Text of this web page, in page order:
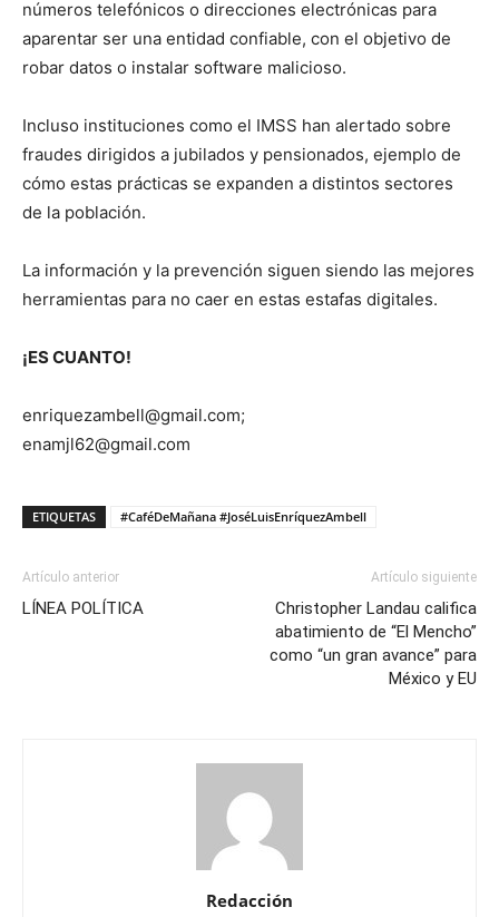
números telefónicos o direcciones electrónicas para
aparentar ser una entidad confiable, con el objetivo de
robar datos o instalar software malicioso.
Incluso instituciones como el IMSS han alertado sobre
fraudes dirigidos a jubilados y pensionados, ejemplo de
cómo estas prácticas se expanden a distintos sectores
de la población.
La información y la prevención siguen siendo las mejores
herramientas para no caer en estas estafas digitales.
¡ES CUANTO!
enriquezambell@gmail.com;
enamjl62@gmail.com
ETIQUETAS #CaféDeMañana #JoséLuisEnríquezAmbell
Artículo anterior
LÍNEA POLÍTICA
Artículo siguiente
Christopher Landau califica
abatimiento de “El Mencho”
como “un gran avance” para
México y EU
Redacción